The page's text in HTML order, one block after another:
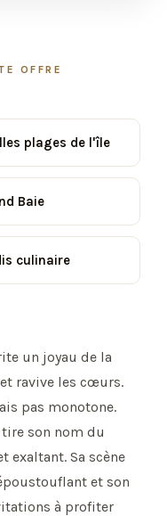
OFFRE
plages de l'île
Baie
culinaire
un joyau de la
ravive les cœurs.
pas monotone.
son nom du
exaltant. Sa scène
et son
à profiter